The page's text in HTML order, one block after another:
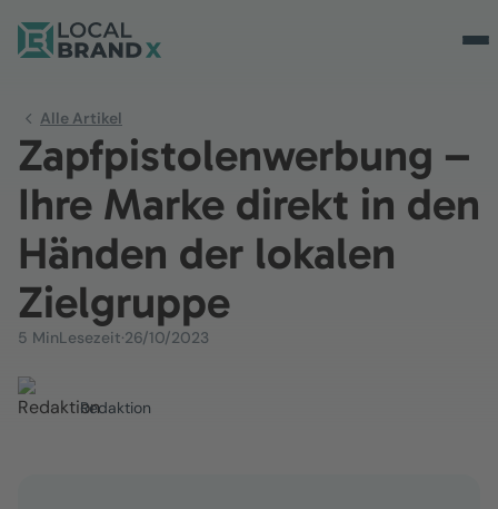
Alle Artikel
Zapfpistolenwerbung –
Ihre Marke direkt in den
Händen der lokalen
Zielgruppe
5 MinLesezeit·26/10/2023
Redaktion